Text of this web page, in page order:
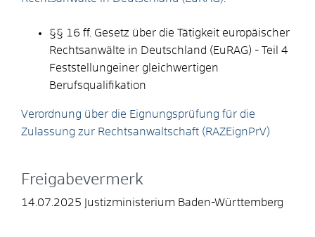
§§ 16 ff. Gesetz über die Tätigkeit europäischer
Rechtsanwälte in Deutschland (EuRAG) - Teil 4
Feststellungeiner gleichwertigen
Berufsqualifikation
Verordnung über die Eignungsprüfung für die
Zulassung zur Rechtsanwaltschaft (RAZEignPrV)
Freigabevermerk
14.07.2025 Justizministerium Baden-Württemberg